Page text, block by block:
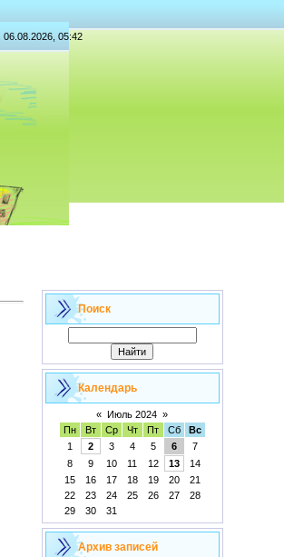
06.08.2026, 05:42
Поиск
Календарь
« Июль 2024 »
Пн
Вт Ср Чт Пт Сб
Вс
1
2 3 4 5 6
7
8
9 10 11 12 13
14
15
16 17 18 19 20
21
22
23 24 25 26 27
28
29
30 31
Архив записей